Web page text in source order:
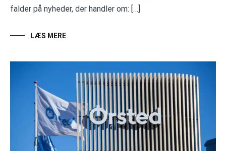
falder på nyheder, der handler om: […]
LÆS MERE